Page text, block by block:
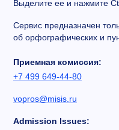
Выделите ее и нажмите
Сервис предназначен
об орфографических и
Приемная комиссия:
+7 499 649-44-80
vopros@misis.ru
Admission Issues: